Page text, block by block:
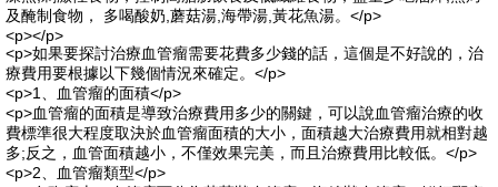
及醃制食物， 多喝酸奶,蘑菇湯,海帶湯,黃花魚湯。</p>
<p></p>
<p>如果要探討治療血管瘤需要花費多少錢的話，這個是不好說的，治
療費用要根據以下幾個情況來確定。</p>
<p>1、血管瘤的面積</p>
<p>血管瘤的面積是導致治療費用多少的關鍵，可以說血管瘤治療的收
費標準很大程度取決於血管瘤面積的大小，面積越大治療費用就相對越
多;反之，血管面積越小，不僅效果完美，而且治療費用比較低。</p>
<p>2、血管瘤類型</p>